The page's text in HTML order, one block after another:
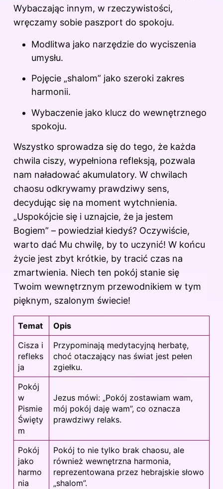
Wybaczając innym, w rzeczywistości,
wręczamy sobie paszport do spokoju.
Modlitwa jako narzędzie do wyciszenia
umysłu.
Pojęcie „shalom” jako szeroki zakres
harmonii.
Wybaczenie jako klucz do wewnętrznego
spokoju.
Wszystko sprowadza się do tego, że każda
chwila ciszy, wypełniona refleksją, pozwala
nam naładować akumulatory. W chwilach
chaosu odkrywamy prawdziwy sens,
decydując się na moment wytchnienia.
„Uspokójcie się i uznajcie, że ja jestem
Bogiem” – powiedział kiedyś? Oczywiście,
warto dać Mu chwilę, by to uczynić! W końcu
życie jest zbyt krótkie, by tracić czas na
zmartwienia. Niech ten pokój stanie się
Twoim wewnętrznym przewodnikiem w tym
pięknym, szalonym świecie!
Temat
Opis
Cisza i
refleks
ja
Przypominają medytacyjną herbatę,
choć otaczający nas świat jest pełen
zgiełku.
Pokój
w
Pismie
Święty
m
Jezus mówi: „Pokój zostawiam wam,
mój pokój daję wam”, co oznacza
prawdziwy relaks.
Pokój
jako
harmo
nia
Pokój to nie tylko brak chaosu, ale
również wewnętrzna harmonia,
reprezentowana przez hebrajskie słowo
„shalom”.